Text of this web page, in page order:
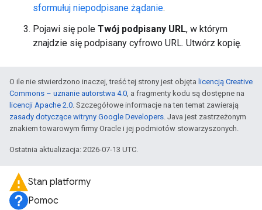
sformułuj niepodpisane żądanie.
Pojawi się pole Twój podpisany URL, w którym
znajdzie się podpisany cyfrowo URL. Utwórz kopię.
O ile nie stwierdzono inaczej, treść tej strony jest objęta licencją Creative
Commons – uznanie autorstwa 4.0, a fragmenty kodu są dostępne na
licencji Apache 2.0. Szczegółowe informacje na ten temat zawierają
zasady dotyczące witryny Google Developers. Java jest zastrzeżonym
znakiem towarowym firmy Oracle i jej podmiotów stowarzyszonych.
Ostatnia aktualizacja: 2026-07-13 UTC.
Stan platformy
Pomoc